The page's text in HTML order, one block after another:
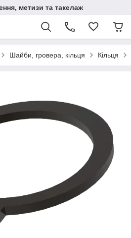
метизи та такелаж
Шайби, гровера, кільця Кільця